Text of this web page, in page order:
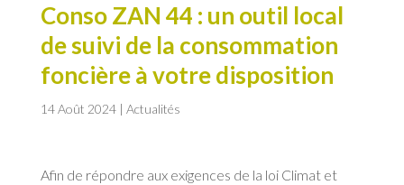
Conso ZAN 44 : un outil local
de suivi de la consommation
foncière à votre disposition
14 Août 2024| Actualités
Afin de répondre aux exigences de la loi Climat et